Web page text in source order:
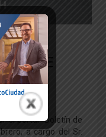
DE
el portal “Boletín de
a cargo del Sr.